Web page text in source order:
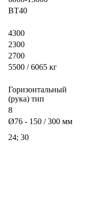
BT40
4300
2300
2700
5500 / 6065 кг
Горизонтальный
(рука) тип
8
Ø76 - 150 / 300 мм
24; 30